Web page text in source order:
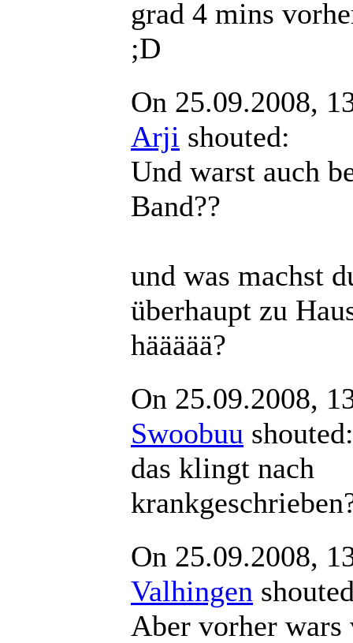
grad 4 mins
;D
On 25.09.2008,
Arji shouted:
Und warst auch
Band??
und was machst
überhaupt zu
häääää?
On 25.09.2008,
Swoobuu
das klingt nach
On 25.09.2008,
Valhingen
Aber vorher wars